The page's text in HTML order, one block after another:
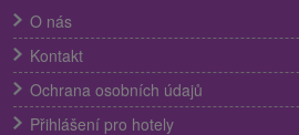
O nás
Kontakt
Ochrana osobních údajů
Přihlášení pro hotely